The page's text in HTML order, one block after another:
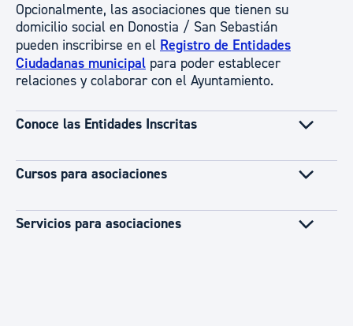
Opcionalmente, las asociaciones que tienen su
domicilio social en Donostia / San Sebastián
pueden inscribirse en el Registro de Entidades
Ciudadanas municipal para poder establecer
relaciones y colaborar con el Ayuntamiento.
Conoce las Entidades Inscritas
Cursos para asociaciones
Servicios para asociaciones